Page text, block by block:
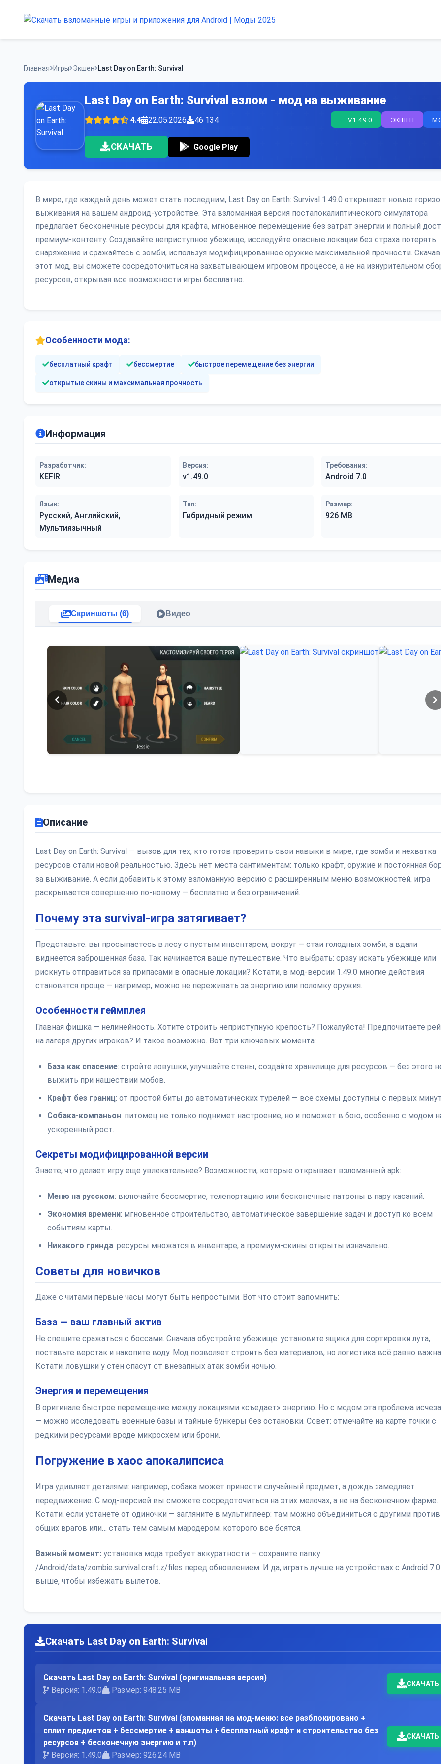
Главная Игры Экшен Last Day on Earth: Survival
Last Day on Earth: Survival взлом - мод на выживание
4.4 22.05.2026 46 134 ЭКШЕН
V1.49.0
СКАЧАТЬ Google Play
В мире, где каждый день может стать последним, Last Day on Earth: Survival 1.49.0 открывает новые
выживания на вашем андроид-устройстве. Эта взломанная версия постапокалиптического симулятора
предлагает бесконечные ресурсы для крафта, мгновенное перемещение без затрат энергии и полный
премиум-контенту. Создавайте неприступное убежище, исследуйте опасные локации без страха потерять
снаряжение и сражайтесь с зомби, используя модифицированное оружие максимальной прочности. Скачав
этот мод, вы сможете сосредоточиться на захватывающем игровом процессе, а не на изнурительном
ресурсов, открывая все возможности игры бесплатно.
Особенности мода:
бесплатный крафт бессмертие быстрое перемещение без энергии
открытые скины и максимальная прочность
Информация
Разработчик:
KEFIR
Версия:
v1.49.0
Требования:
Android 7.0
Язык:
Русский, Английский,
Мультиязычный
Тип:
Гибридный режим
Размер:
926 MB
Медиа
Скриншоты (6) Видео
Описание
Last Day on Earth: Survival — вызов для тех, кто готов проверить свои навыки в мире, где зомби и нехватка
ресурсов стали новой реальностью. Здесь нет места сантиментам: только крафт, оружие и постоянная
за выживание. А если добавить к этому взломанную версию с расширенным меню возможностей, игра
раскрывается совершенно по-новому — бесплатно и без ограничений.
Почему эта survival-игра затягивает?
Представьте: вы просыпаетесь в лесу с пустым инвентарем, вокруг — стаи голодных зомби, а вдали
виднеется заброшенная база. Так начинается ваше путешествие. Что выбрать: сразу искать убежище или
рискнуть отправиться за припасами в опасные локации? Кстати, в мод-версии 1.49.0 многие действия
становятся проще — например, можно не переживать за энергию или поломку оружия.
Особенности геймплея
Главная фишка — нелинейность. Хотите строить неприступную крепость? Пожалуйста! Предпочитаете
на лагеря других игроков? И такое возможно. Вот три ключевых момента:
База как спасение: стройте ловушки, улучшайте стены, создайте хранилище для ресурсов — без этого
выжить при нашествии мобов.
Крафт без границ: от простой биты до автоматических турелей — все схемы доступны с первых
Собака-компаньон: питомец не только поднимет настроение, но и поможет в бою, особенно с модом
ускоренный рост.
Секреты модифицированной версии
Знаете, что делает игру еще увлекательнее? Возможности, которые открывает взломанный apk:
Меню на русском: включайте бессмертие, телепортацию или бесконечные патроны в пару касаний.
Экономия времени: мгновенное строительство, автоматическое завершение задач и доступ ко всем
событиям карты.
Никакого гринда: ресурсы множатся в инвентаре, а премиум-скины открыты изначально.
Советы для новичков
Даже с читами первые часы могут быть непростыми. Вот что стоит запомнить:
База — ваш главный актив
Не спешите сражаться с боссами. Сначала обустройте убежище: установите ящики для сортировки лута,
поставьте верстак и накопите воду. Мод позволяет строить без материалов, но логистика всё равно
Кстати, ловушки у стен спасут от внезапных атак зомби ночью.
Энергия и перемещения
В оригинале быстрое перемещение между локациями «съедает» энергию. Но с модом эта проблема
— можно исследовать военные базы и тайные бункеры без остановки. Совет: отмечайте на карте точки с
редкими ресурсами вроде микросхем или брони.
Погружение в хаос апокалипсиса
Игра удивляет деталями: например, собака может принести случайный предмет, а дождь замедляет
передвижение. С мод-версией вы сможете сосредоточиться на этих мелочах, а не на бесконечном фарме.
Кстати, если устанете от одиночки — загляните в мультиплеер: там можно объединиться с другими против
общих врагов или… стать тем самым мародером, которого все боятся.
Важный момент: установка мода требует аккуратности — сохраните папку
/Android/data/zombie.survival.craft.z/files перед обновлением. И да, играть лучше на устройствах с Android
выше, чтобы избежать вылетов.
Скачать Last Day on Earth: Survival
Скачать Last Day on Earth: Survival (оригинальная версия)
Версия: 1.49.0
Размер: 948.25 MB
СКАЧАТЬ
Скачать Last Day on Earth: Survival (зломанная на мод-меню: все разблокировано +
сплит предметов + бессмертие + ваншоты + бесплатный крафт и строительство без
ресурсов + бесконечную энергию и т.п)
Версия: 1.49.0
Размер: 926.24 MB
СКАЧАТЬ